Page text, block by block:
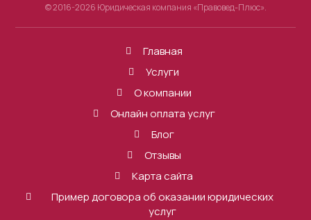
© 2016-2026 Юридическая компания «Правовед-Плюс».
Главная
Услуги
О компании
Онлайн оплата услуг
Блог
Отзывы
Карта сайта
Пример договора об оказании юридических
услуг